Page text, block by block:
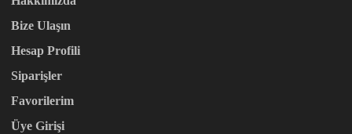
Bize Ulaşın
Hesap Profili
Siparişler
Favorilerim
Üye Girişi